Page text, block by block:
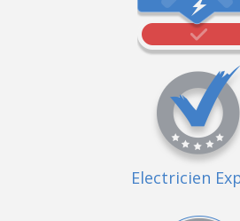
Electricien